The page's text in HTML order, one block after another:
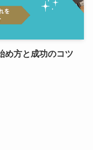
め方と成功のコツ